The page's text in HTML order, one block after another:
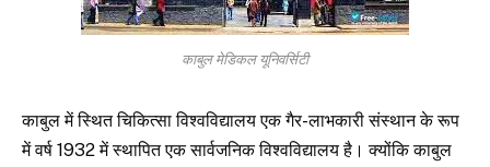
काबुल मेडिकल यूनिवर्सिटी
काबुल में स्थित चिकित्सा विश्वविद्यालय एक गैर-लाभकारी संस्थान के रूप
में वर्ष 1932 में स्थापित एक सार्वजनिक विश्वविद्यालय है। क्योंकि काबुल